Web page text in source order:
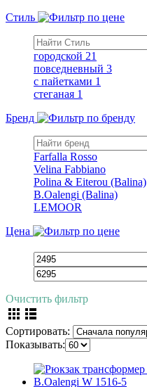
Стиль
городской 21
повседневный 3
с пайетками 1
стеганая 1
Бренд
Farfalla Rosso
Velina Fabbiano
Polina & Eiterou (Balina)
B.Oalengi (Balina)
LEMOOR
Цена
Очистить фильтр
Сортировать:
Показывать: